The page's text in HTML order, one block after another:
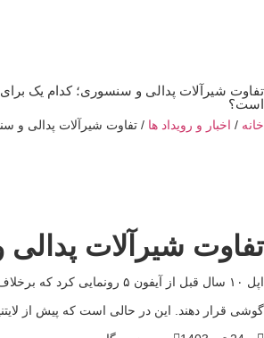
تفاوت شیرآلات پدالی و سنسوری؛ کدام یک
است؟
خانه / اخبار و رویداد ها / تفاوت شیرآلات پدالی و
تفاوت شیرآلات
گوشی قرار دهند. این در حالی است که پیش از